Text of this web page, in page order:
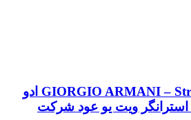
GIORGIO ARMANI – Stronger With You Oud ادو
استرانگر ویت یو عود شرکت